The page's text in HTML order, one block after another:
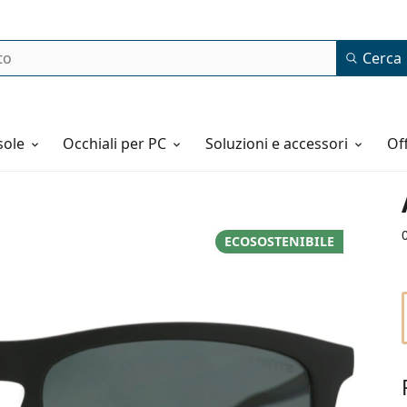
Cerca
Occhiali per PC Soluzioni e accessori
ECOSOSTENIBILE